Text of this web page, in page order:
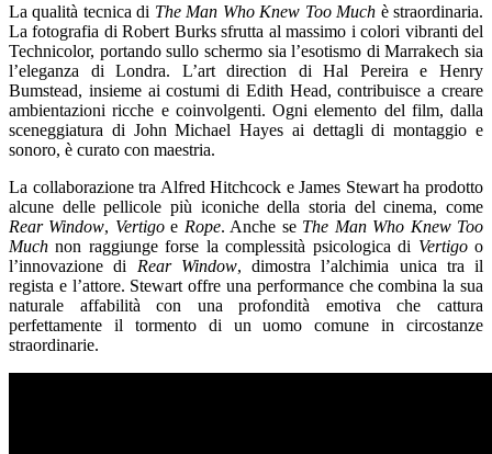
La qualità tecnica di The Man Who Knew Too Much è straordinaria.
La fotografia di Robert Burks sfrutta al massimo i colori vibranti del
Technicolor, portando sullo schermo sia l’esotismo di Marrakech sia
l’eleganza di Londra. L’art direction di Hal Pereira e Henry
Bumstead, insieme ai costumi di Edith Head, contribuisce a creare
ambientazioni ricche e coinvolgenti. Ogni elemento del film, dalla
sceneggiatura di John Michael Hayes ai dettagli di montaggio e
sonoro, è curato con maestria.
La collaborazione tra Alfred Hitchcock e James Stewart ha prodotto
alcune delle pellicole più iconiche della storia del cinema, come
Rear Window, Vertigoe Rope. Anche se The Man Who Knew Too
Much non raggiunge forse la complessità psicologica di Vertigoo
l’innovazione di Rear Window, dimostra l’alchimia unica tra il
regista e l’attore. Stewart offre una performance che combina la sua
naturale affabilità con una profondità emotiva che cattura
perfettamente il tormento di un uomo comune in circostanze
straordinarie.